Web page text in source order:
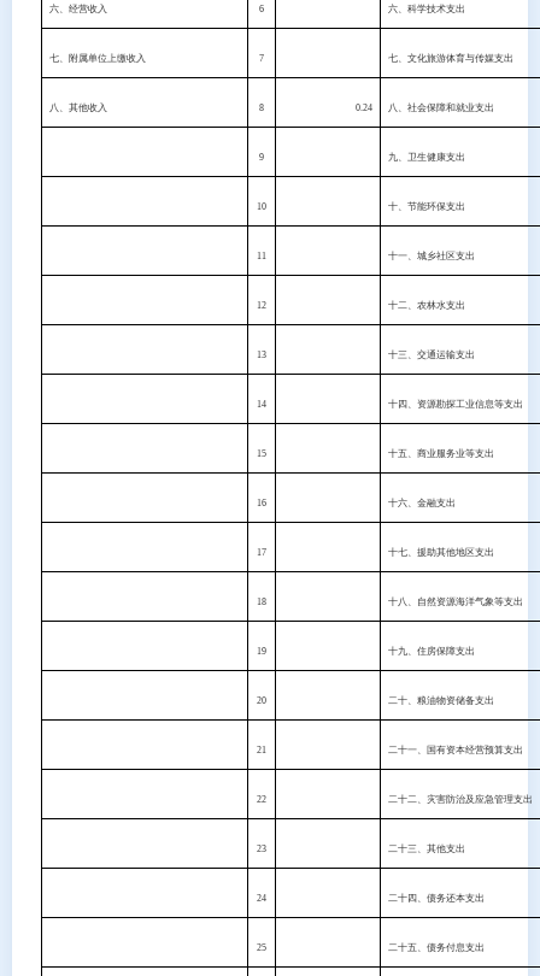
六、经营收入 6 六、科学技术支出
七、附属单位上缴收入 7 七、文化旅游体育与传媒支出
八、其他收入 8 0.24 八、社会保障和就业支出
9 九、卫生健康支出
10 十、节能环保支出
11 十一、城乡社区支出
12 十二、农林水支出
13 十三、交通运输支出
14 十四、资源勘探工业信息等支出
15 十五、商业服务业等支出
16 十六、金融支出
17 十七、援助其他地区支出
18 十八、自然资源海洋气象等支出
19 十九、住房保障支出
20 二十、粮油物资储备支出
21 二十一、国有资本经营预算支出
22 二十二、灾害防治及应急管理支出
23 二十三、其他支出
24 二十四、债务还本支出
25 二十五、债务付息支出